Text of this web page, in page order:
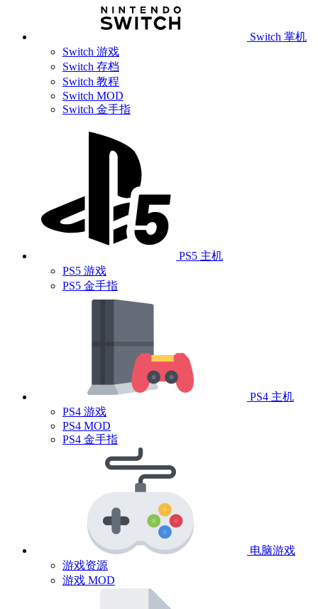
Switch 掌机
Switch 游戏
Switch 存档
Switch 教程
Switch MOD
Switch 金手指
PS5 主机
PS5 游戏
PS5 金手指
PS4 主机
PS4 游戏
PS4 MOD
PS4 金手指
电脑游戏
游戏资源
游戏 MOD